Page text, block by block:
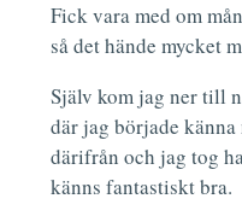
Fick vara med om
så det hände mycket
Själv kom jag ner till
där jag började
därifrån och jag tog
känns fantastiskt bra.